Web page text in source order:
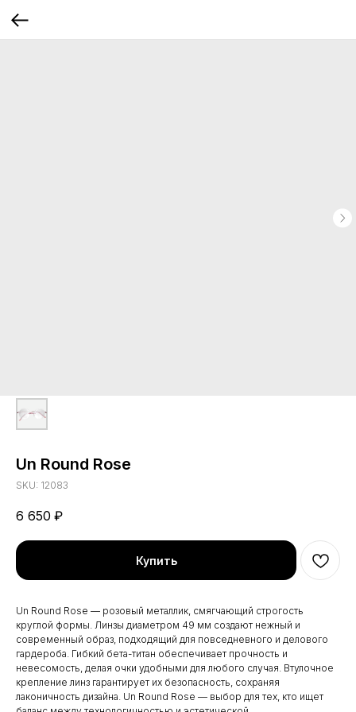
Un Round Rose
SKU: 12083
6 650 ₽
Купить
Un Round Rose — розовый металлик, смягчающий строгость
круглой формы. Линзы диаметром 49 мм создают нежный и
современный образ, подходящий для повседневного и делового
гардероба. Гибкий бета-титан обеспечивает прочность и
невесомость, делая очки удобными для любого случая. Втулочное
крепление линз гарантирует их безопасность, сохраняя
лаконичность дизайна. Un Round Rose — выбор для тех, кто ищет